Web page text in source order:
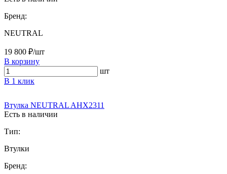
Бренд:
NEUTRAL
19 800 ₽/шт
В корзину
шт
В 1 клик
Втулка NEUTRAL AHX2311
Есть в наличии
Тип:
Втулки
Бренд: